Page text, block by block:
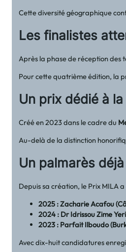
Cette diversité géographique
Les finalistes
Après la phase de réception des
Pour cette quatrième édition, la
Un prix dédié à
Créé en 2023 dans le cadre du
Au-delà de la distinction
Un palmarès
Depuis sa création, le Prix MILA
2025 : Zacharie Acafou
2024 : Dr Idrissou Zime
2023 : Parfait Ilboudo
Avec dix-huit candidatures